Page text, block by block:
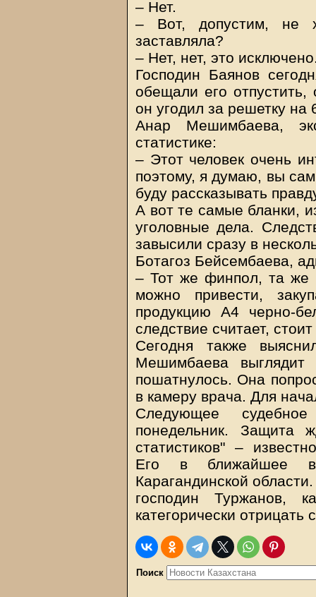
– Нет.
– Вот, допустим, не
заставляла?
– Нет, нет, это
Господин Баянов
обещали его
он угодил за решетку на
Анар Мешимбаева,
статистике:
– Этот человек очень
поэтому, я думаю, вы
буду рассказывать
А вот те самые бланки,
уголовные дела.
завысили сразу в
Ботагоз Бейсембаева,
– Тот же финпол, та же
можно привести,
продукцию А4 черно-
следствие считает,
Сегодня также
Мешимбаева
пошатнулось. Она
в камеру врача. Для
Следующее
понедельник. Защита
статистиков" –
Его в ближайшее
Карагандинской
господин Туржанов,
категорически отрицать
Поиск